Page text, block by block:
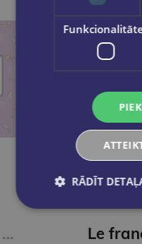
Le francais pour tous / French for everyone. La prononciation du francais (A1/A2) Livre + Audio
RĀDĪT